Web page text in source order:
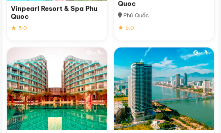
Vinpearl Resort & Spa Phu
Quoc
★ 5.0
Quoc
Phú Quốc
★ 5.0